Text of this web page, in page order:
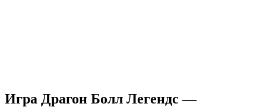
Игра Драгон Болл Легендс —